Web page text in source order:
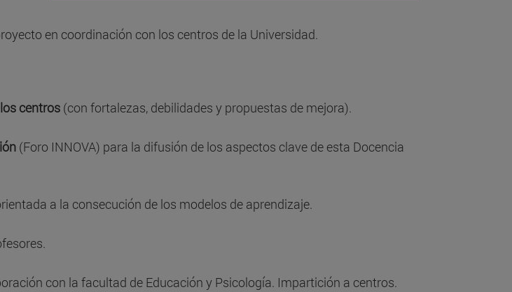
en coordinación con los centros de la Universidad.
centros (con fortalezas, debilidades y propuestas de mejora).
(Foro INNOVA) para la difusión de los aspectos clave de esta Docencia
a la consecución de los modelos de aprendizaje.
con la facultad de Educación y Psicología. Impartición a centros.